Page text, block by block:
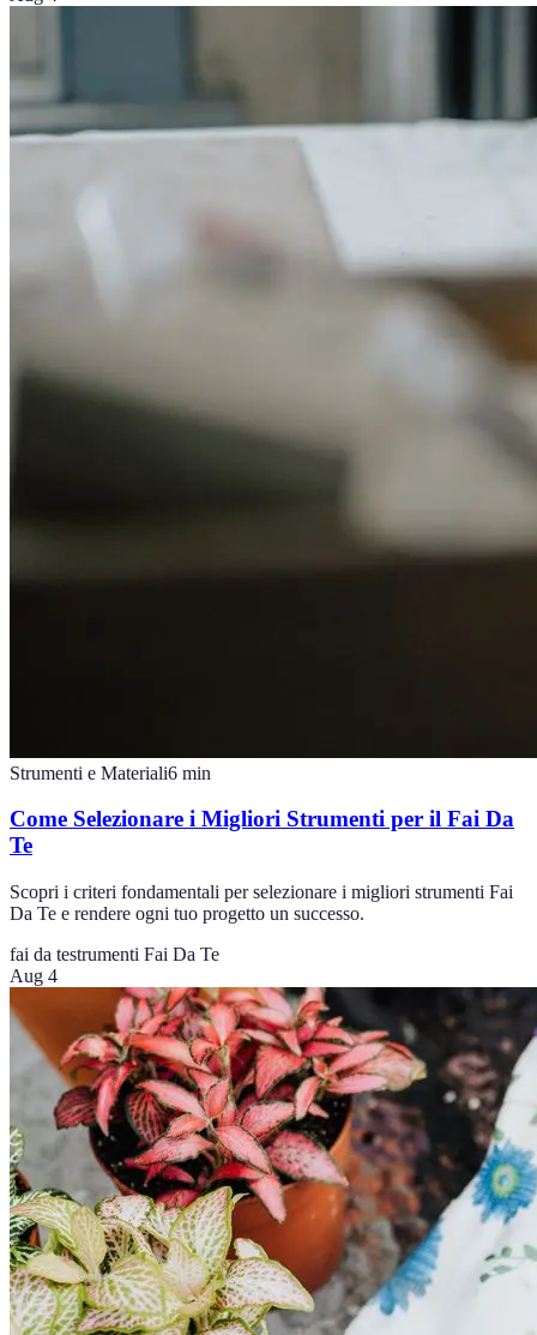
Strumenti e Materiali6 min
Come Selezionare i Migliori Strumenti per il Fai Da
Te
Scopri i criteri fondamentali per selezionare i migliori strumenti Fai
Da Te e rendere ogni tuo progetto un successo.
fai da testrumenti Fai Da Te
Aug 4